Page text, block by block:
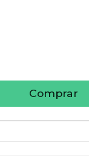
Comprar